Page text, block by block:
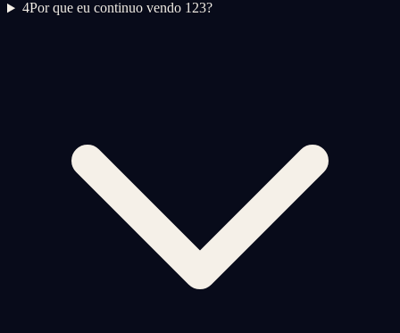
4Por que eu continuo vendo 123?